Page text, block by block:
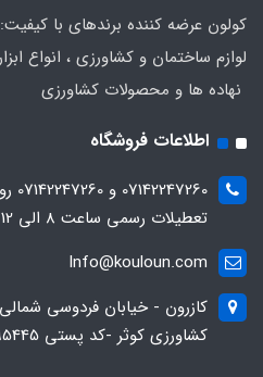
کولون عرضه کننده برندهای با کیفیت:
لوازم ساختمان و کشاورزی ، انواع
نهاده ها و محصولات کشاورزی
اطلاعات فروشگاه
تعطیلات رسمی ساعت 8 الی 12 و 16.30 الی 18.30
Info@kouloun.com
کازرون - خیابان فردوسی
کشاورزی کوثر -کد پستی 7316695445